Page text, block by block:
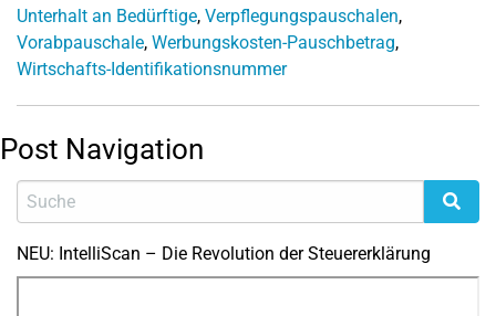
Unterhalt an Bedürftige, Verpflegungspauschalen,
Vorabpauschale, Werbungskosten-Pauschbetrag,
Wirtschafts-Identifikationsnummer
Post Navigation
NEU: IntelliScan – Die Revolution der Steuererklärung